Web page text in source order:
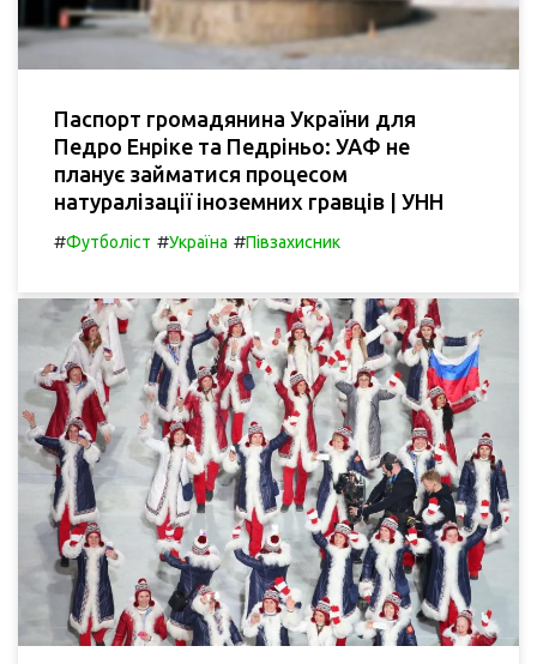
Паспорт громадянина України для
Педро Енріке та Педріньо: УАФ не
планує займатися процесом
натуралізації іноземних гравців | УНН
#Футболіст #Україна #Півзахисник